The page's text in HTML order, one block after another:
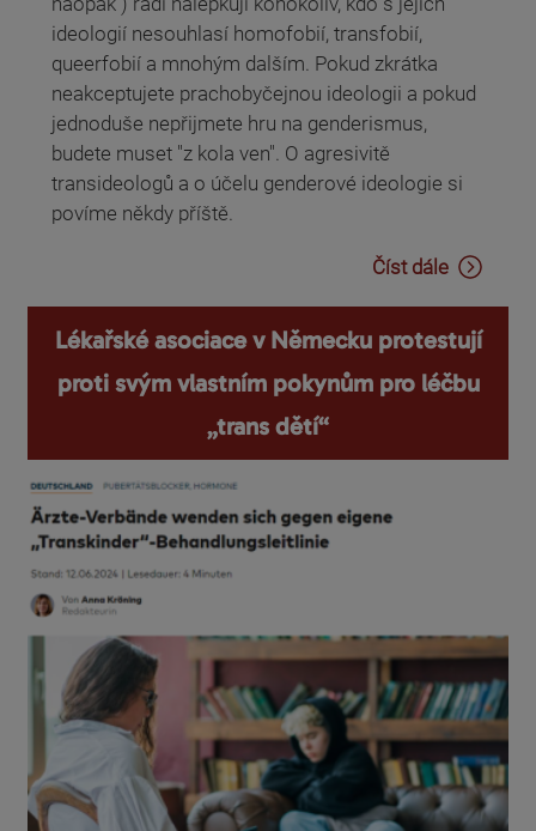
ideologií nesouhlasí homofobií, transfobií,
queerfobií a mnohým dalším. Pokud zkrátka
neakceptujete prachobyčejnou ideologii a pokud
jednoduše nepřijmete hru na genderismus,
budete muset "z kola ven". O agresivitě
transideologů a o účelu genderové ideologie si
povíme někdy příště.
Číst dále
Lékařské asociace v Německu protestují
proti svým vlastním pokynům pro léčbu
„trans dětí“